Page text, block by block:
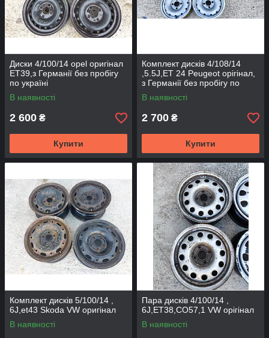
Диски 4/100/14 opel оригінал
ЕТ39,з Германії без пробігу
по україні
В наявності
2 600 ₴
Купити
Комплект дисків 4/108/14
,5.5J,ET 24 Peugeot орігінал,
з Германії без пробігу по
Україні
В наявності
2 700 ₴
Купити
Комплект дисків 5/100/14 ,
6J,et43 Skoda VW оригінал
В наявності
Пара дисків 4/100/14 ,
6J,ET38,CO57,1 VW орігінал
В наявності